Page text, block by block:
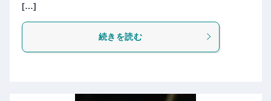
[…]
続きを読む